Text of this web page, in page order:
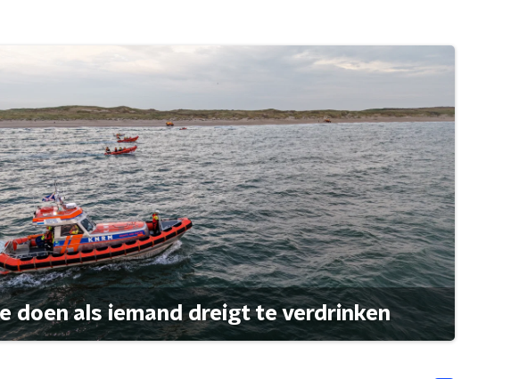
doen als iemand dreigt te verdrinken